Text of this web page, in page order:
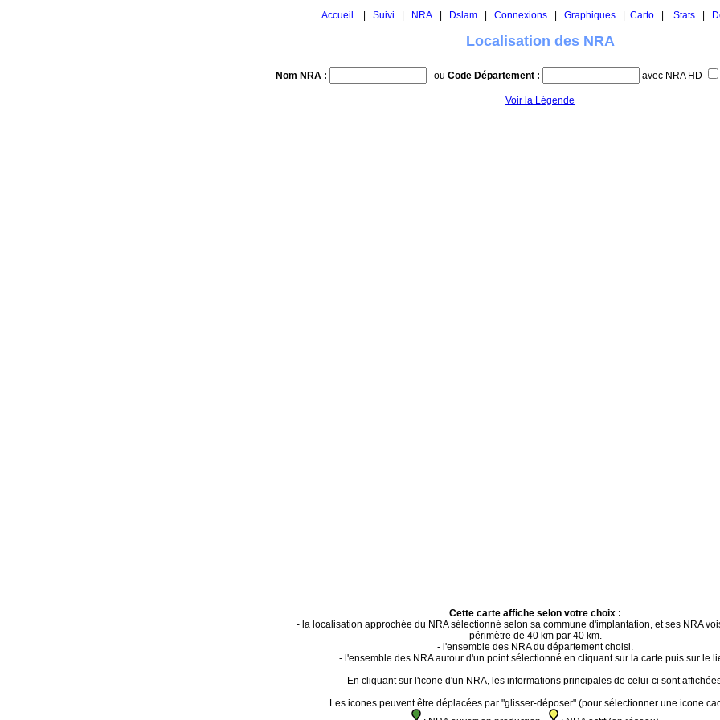
Accueil Suivi NRA Dslam Connexions Graphiques Carto Stats
Localisation des NRA
Nom NRA : ou Code Département : avec NRA HD
Voir la Légende
Cette carte affiche selon votre choix :
- la localisation approchée du NRA sélectionné selon sa commune d'implantation, et ses NRA
périmètre de 40 km par 40 km.
- l'ensemble des NRA du département choisi.
- l'ensemble des NRA autour d'un point sélectionné en cliquant sur la carte puis sur le
En cliquant sur l'icone d'un NRA, les informations principales de celui-ci sont
Les icones peuvent être déplacées par "glisser-déposer" (pour sélectionner une icone